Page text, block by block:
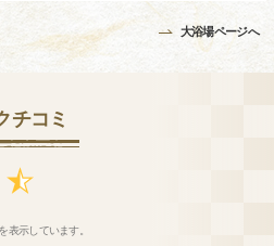
大浴場ページへ
チコミ
表示しています。